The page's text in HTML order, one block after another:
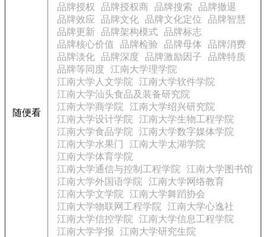
随便看
品牌授权
品牌授权商 品牌搜索
品牌撤退
品牌效应
品牌文化 品牌文化定位
品牌智慧
品牌更新
品牌架构模式
品牌标志
品牌核心价值
品牌检验 品牌母体
品牌消费
品牌淡化
品牌深度 品牌激励因子
品牌特质
品牌等同度
江南大学理学院
江南大学人文学院
江南大学软件学院
江南大学汕头食品及装备研究院
江南大学商学院
江南大学绍兴研究院
江南大学设计学院
江南大学生物工程学院
江南大学食品学院
江南大学数字媒体学院
江南大学水果门
江南大学太湖学院
江南大学体育学院
江南大学通信与控制工程学院
江南大学图书馆
江南大学外国语学院
江南大学网络教育
江南大学文学院
江南大学舞蹈协会
江南大学物联网工程学院
江南大学心逸社
江南大学信控学院
江南大学信息工程学院
江南大学学报
江南大学研究生院